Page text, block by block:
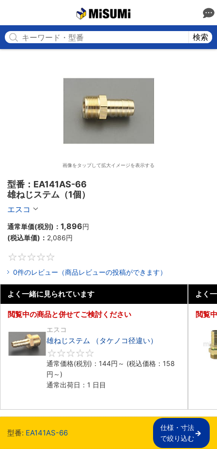
検索
画像をタップして拡大イメージを表示する
型番：EA141AS-66
雄ねじステム（1個）
エスコ
通常単価(税別)： 1,896円
(税込単価)： 2,086円
0件のレビュー（商品レビューの投稿ができます）
よく一緒に見られています
閲覧中の商品と併せてご検討ください
エスコ
雄ねじステム （タケノコ径違い）
通常価格(税別)： 144円 ～ (税込価格： 158
円 ～)
通常出荷日：1 日目
よく
閲覧
型番: EA141AS-66
仕様・寸法
で絞り込む